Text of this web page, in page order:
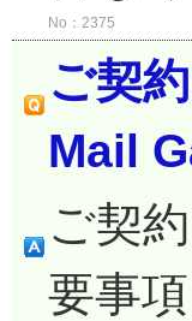
No：2375
ご契
Mail
ご契
要事